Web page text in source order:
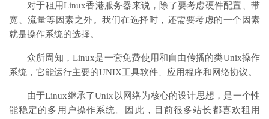
对于租用Linux香港服务器来说，除了要考虑硬件配置、带
宽、流量等因素之外。我们在选择时，还需要考虑的一个因素
就是操作系统的选择。
众所周知，Linux是一套免费使用和自由传播的类Unix操作
系统，它能运行主要的UNIX工具软件、应用程序和网络协议。
由于Linux继承了Unix以网络为核心的设计思想，是一个性
能稳定的多用户操作系统。因此，目前很多站长都喜欢租用